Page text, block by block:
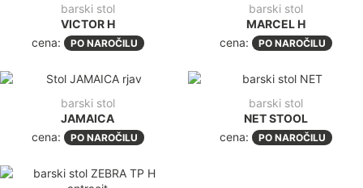
barski stol
VICTOR H
cena:
PO NAROČILU
barski stol
MARCEL H
cena:
PO NAROČILU
barski stol
JAMAICA
cena:
PO NAROČILU
barski stol
NET STOOL
cena:
PO NAROČILU